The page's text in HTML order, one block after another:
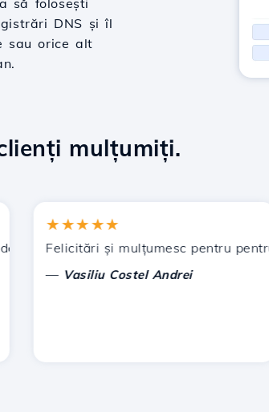
să folosești
DNS și îl
sau orice alt
mulțumiți.
V-am recomandat și altor
★★★★★
Felicitări și mulțumesc pentru pentru
Vasiliu Costel Andrei